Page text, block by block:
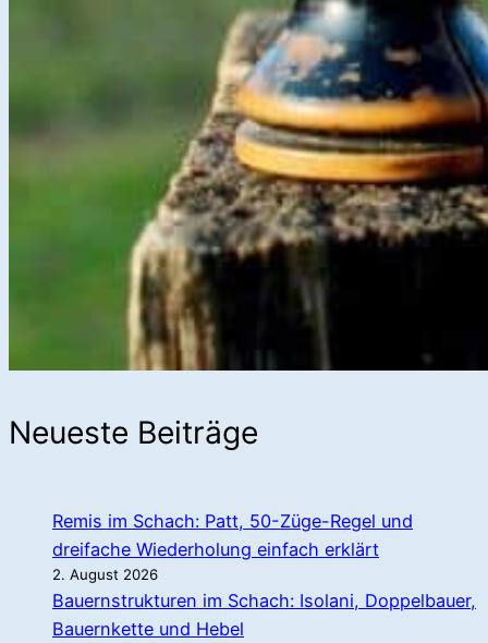
Neueste Beiträge
Remis im Schach: Patt, 50-Züge-Regel und
dreifache Wiederholung einfach erklärt
2. August 2026
Bauernstrukturen im Schach: Isolani, Doppelbauer,
Bauernkette und Hebel